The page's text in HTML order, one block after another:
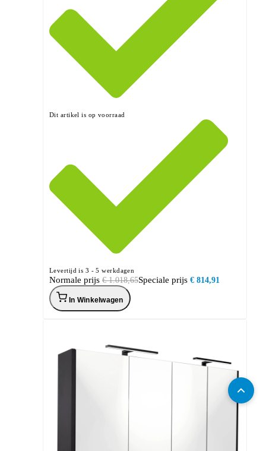
Dit artikel is op voorraad
Levertijd is 3 - 5 werkdagen
Speciale prijs € 814,91
Normale prijs € 1.018,65
In Winkelwagen